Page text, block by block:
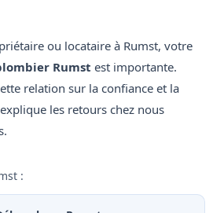
ou locataire à Rumst, votre
Rumst est importante.
relation sur la confiance et la
les retours chez nous
: